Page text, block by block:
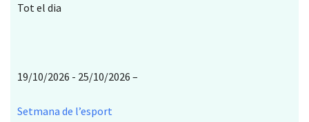
Tot el dia
19/10/2026 - 25/10/2026 –
Setmana de l’esport